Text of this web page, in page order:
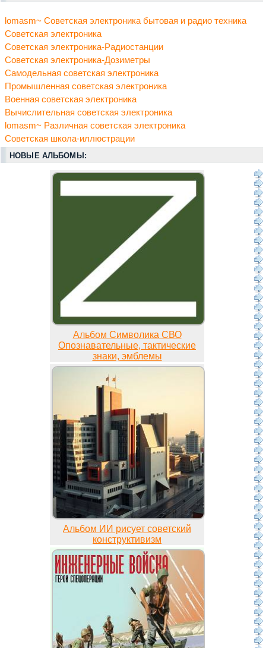
lomasm~ Советская электроника бытовая и радио техника
Советская электроника
Советская электроника-Радиостанции
Советская электроника-Дозиметры
Самодельная советская электроника
Промышленная советская электроника
Военная советская электроника
Вычислительная советская электроника
lomasm~ Различная советская электроника
Советская школа-иллюстрации
НОВЫЕ АЛЬБОМЫ:
Альбом Символика СВО
Опознавательные, тактические
знаки, эмблемы
Альбом ИИ рисует советский
конструктивизм